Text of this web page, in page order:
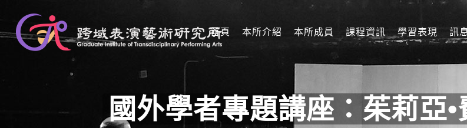
首頁 本所介紹 本所成員 課程資訊 學習表現 訊
國外學者專題講座：茱莉亞